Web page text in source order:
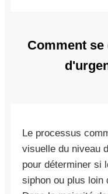
Comment
Le processus
visuelle du niveau
pour déterminer si
siphon ou plus loin